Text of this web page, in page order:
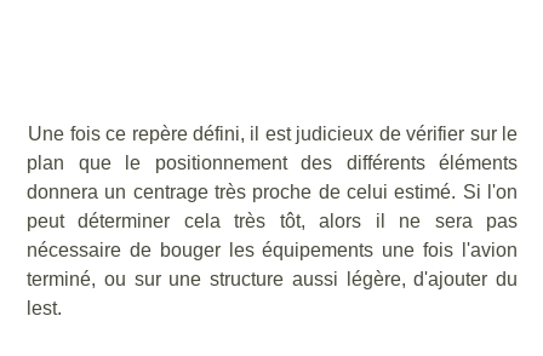
Une fois ce repère défini, il est judicieux de vérifier sur le
plan que le positionnement des différents éléments
donnera un centrage très proche de celui estimé. Si l'on
peut déterminer cela très tôt, alors il ne sera pas
nécessaire de bouger les équipements une fois l'avion
terminé, ou sur une structure aussi légère, d'ajouter du
lest.